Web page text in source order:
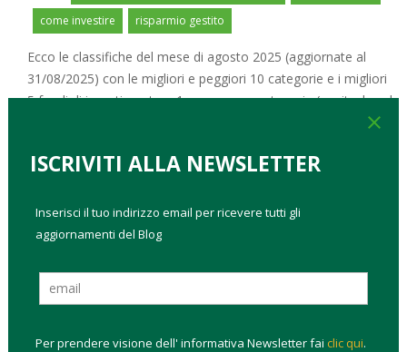
come investire
risparmio gestito
Ecco le classifiche del mese di agosto 2025 (aggiornate al
31/08/2025) con le migliori e peggiori 10 categorie e i migliori
5 fondi di investimento a 1 mese e per categoria (equity, bond
LA TOP 10 DI CATEGORIA
Indici di
categoria
Performance
FIDA FFI Az
Prez e
close
ISCRIVITI ALLA NEWSLETTER
Inserisci il tuo indirizzo email per ricevere tutti gli
aggiornamenti del Blog
Per prendere visione dell' informativa Newsletter fai clic qui.